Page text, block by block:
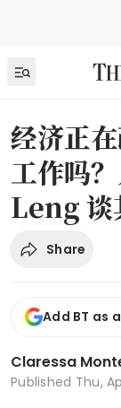
经济正
工作吗
Leng 谈
Share
Add BT as
Claressa
Published Thu,